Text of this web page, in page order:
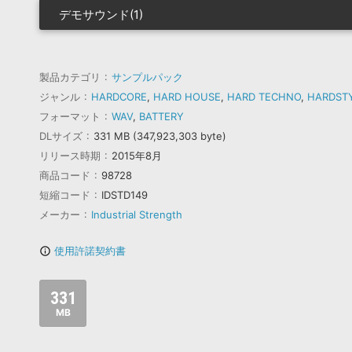
デモサウンド(1)
製品カテゴリ
サンプルパック
ジャンル
HARDCORE, HARD HOUSE, HARD TECHNO,
フォーマット
WAV, BATTERY
DLサイズ
331 MB (347,923,303 byte)
リリース時期
2015年8月
商品コード
98728
短縮コード
IDSTD149
メーカー
Industrial Strength
info_outline 使用許諾契約書
331
MB